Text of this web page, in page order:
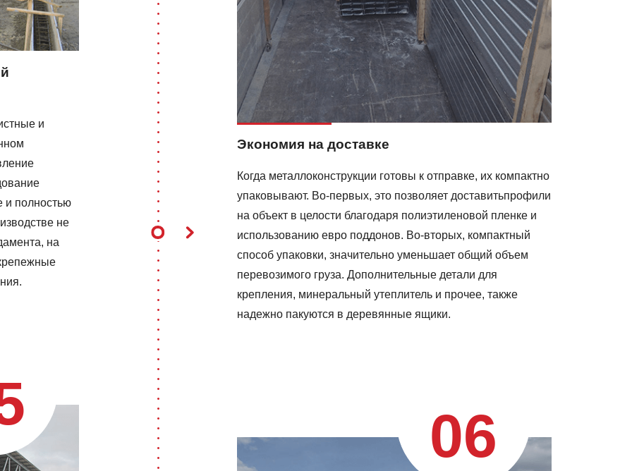
и
и полностью
не
на
Экономия на доставке
Когда металлоконструкции готовы к отправке, их компактно
упаковывают. Во-первых, это позволяет доставитьпрофили
на объект в целости благодаря полиэтиленовой пленке и
использованию евро поддонов. Во-вторых, компактный
способ упаковки, значительно уменьшает общий объем
перевозимого груза. Дополнительные детали для
крепления, минеральный утеплитель и прочее, также
надежно пакуются в деревянные ящики.
06